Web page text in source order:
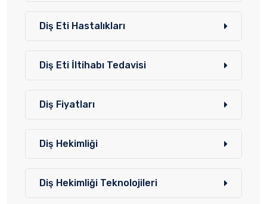
Diş Eti Hastalıkları
Diş Eti İltihabı Tedavisi
Diş Fiyatları
Diş Hekimliği
Diş Hekimliği Teknolojileri